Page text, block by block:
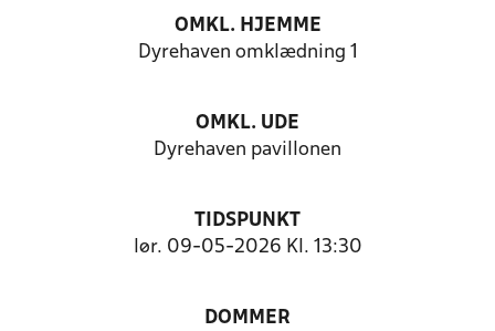
OMKL. HJEMME
Dyrehaven omklædning 1
OMKL. UDE
Dyrehaven pavillonen
TIDSPUNKT
lør. 09-05-2026 Kl. 13:30
DOMMER